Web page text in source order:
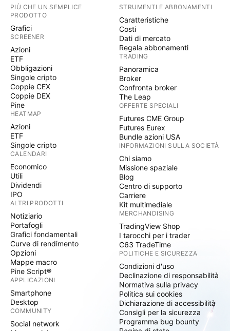
PIÙ CHE UN SEMPLICE
PRODOTTO
Grafici
SCREENER
Azioni
ETF
Obbligazioni
Singole cripto
Coppie CEX
Coppie DEX
Pine
HEATMAP
Azioni
ETF
Singole cripto
CALENDARI
Economico
Utili
Dividendi
IPO
ALTRI PRODOTTI
Notiziario
Portafogli
Grafici fondamentali
Curve di rendimento
Opzioni
Mappe macro
Pine Script®
APPLICAZIONI
Smartphone
Desktop
COMMUNITY
Social network
STRUMENTI E ABBONAMENTI
Caratteristiche
Costi
Dati di mercato
Regala abbonamenti
TRADING
Panoramica
Broker
Confronta broker
The Leap
OFFERTE SPECIALI
Futures CME Group
Futures Eurex
Bundle azioni USA
INFORMAZIONI SULLA SOCIETÀ
Chi siamo
Missione spaziale
Blog
Centro di supporto
Carriere
Kit multimediale
MERCHANDISING
TradingView Shop
I tarocchi per i trader
C63 TradeTime
POLITICHE E SICUREZZA
Condizioni d'uso
Declinazione di responsabilità
Normativa sulla privacy
Politica sui cookies
Dichiarazione di accessibilità
Consigli per la sicurezza
Programma bug bounty